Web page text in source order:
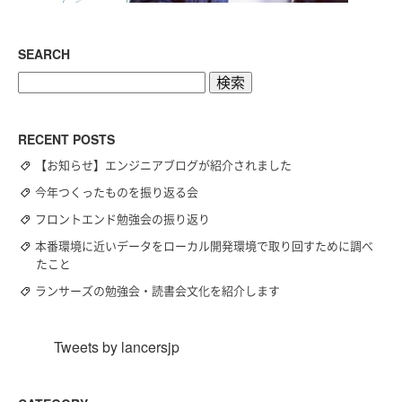
SEARCH
RECENT POSTS
【お知らせ】エンジニアブログが紹介されました
今年つくったものを振り返る会
フロントエンド勉強会の振り返り
本番環境に近いデータをローカル開発環境で取り回すために調べ
たこと
ランサーズの勉強会・読書会文化を紹介します
Tweets by lancersjp